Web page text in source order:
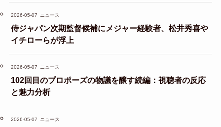
2026-05-07 ニュース
侍ジャパン次期監督候補にメジャー経験者、松井秀喜や
イチローらが浮上
2026-05-07 ニュース
102回目のプロポーズの物議を醸す続編：視聴者の反応
と魅力分析
2026-05-07 ニュース